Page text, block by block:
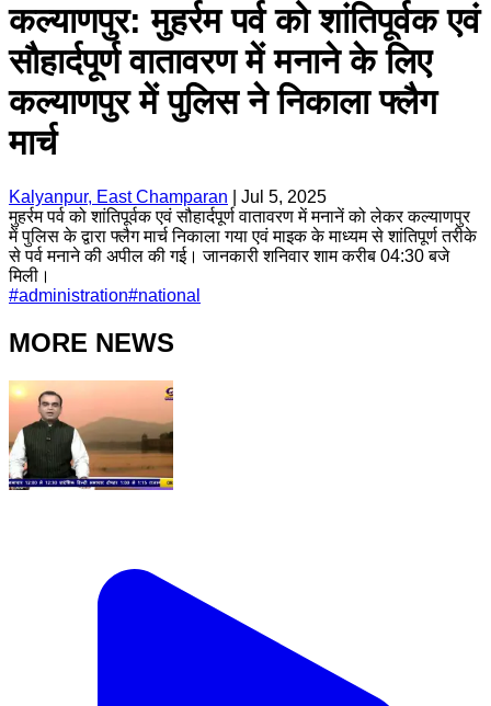
कल्याणपुर: मुहर्रम पर्व को शांतिपूर्वक एवं
सौहार्दपूर्ण वातावरण में मनाने के लिए
कल्याणपुर में पुलिस ने निकाला फ्लैग
मार्च
Kalyanpur, East Champaran
Jul 5, 2025
मुहर्रम पर्व को शांतिपूर्वक एवं सौहार्दपूर्ण वातावरण में मनानें को लेकर कल्याणपुर
में पुलिस के द्वारा फ्लैग मार्च निकाला गया एवं माइक के माध्यम से शांतिपूर्ण तरीके
से पर्व मनाने की अपील की गई। जानकारी शनिवार शाम करीब 04:30 बजे
मिली।
#administration#national
MORE NEWS